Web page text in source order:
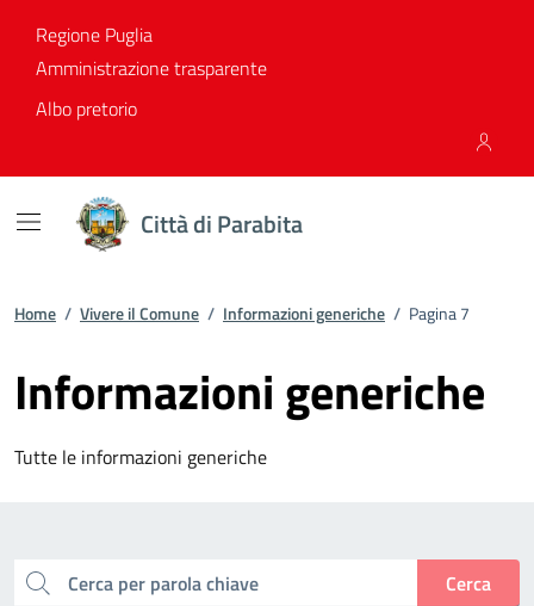
Regione Puglia
Amministrazione trasparente
Albo pretorio
Città di Parabita
Home / Vivere il Comune / Informazioni generiche / Pagina 7
Informazioni generiche
Tutte le informazioni generiche
cerca Cerca